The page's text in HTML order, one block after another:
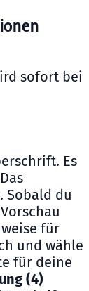
sofort bei
Es
Sobald du
für
und wähle
für deine
(4)